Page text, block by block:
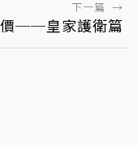
下一篇 →
價──皇家護衛篇